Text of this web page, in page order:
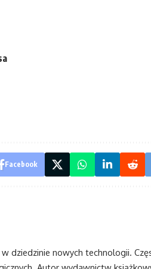
Facebook
dziedzinie nowych technologii.